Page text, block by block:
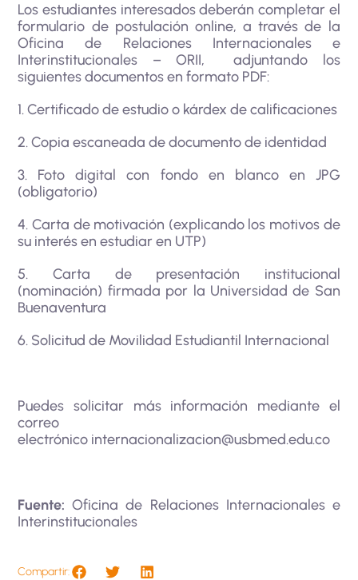
Los estudiantes interesados deberán completar el
formulario de postulación online, a través de la
Oficina de Relaciones Internacionales e
Interinstitucionales – ORII, adjuntando los
siguientes documentos en formato PDF:
1. Certificado de estudio o kárdex de calificaciones
2. Copia escaneada de documento de identidad
3. Foto digital con fondo en blanco en JPG
(obligatorio)
4. Carta de motivación (explicando los motivos de
su interés en estudiar en UTP)
5. Carta de presentación institucional
(nominación) firmada por la Universidad de San
Buenaventura
6. Solicitud de Movilidad Estudiantil Internacional
Puedes solicitar más información mediante el
correo
electrónico internacionalizacion@usbmed.edu.co
Fuente: Oficina de Relaciones Internacionales e
Interinstitucionales
Compartir: